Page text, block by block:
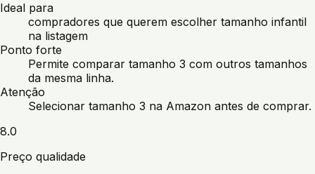
Ideal para
compradores que querem escolher tamanho infantil
na listagem
Ponto forte
Permite comparar tamanho 3 com outros tamanhos
da mesma linha.
Atenção
Selecionar tamanho 3 na Amazon antes de comprar.
8.0
Preço qualidade